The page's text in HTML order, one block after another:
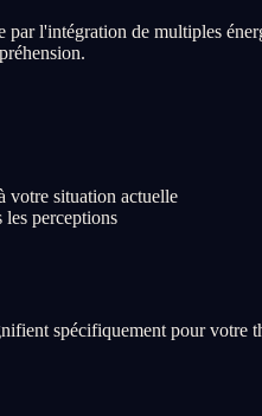
par l'intégration de multiples
votre situation actuelle
perceptions
spécifiquement pour votre